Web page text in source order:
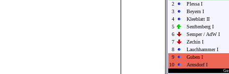
2
Plessa I
3
Beyern I
4
Kleeblatt II
5
Senftenberg I
6
Semper / AdW I
7
Zechin I
8
Lauchhammer I
9
Guben I
10
Arnsdorf I